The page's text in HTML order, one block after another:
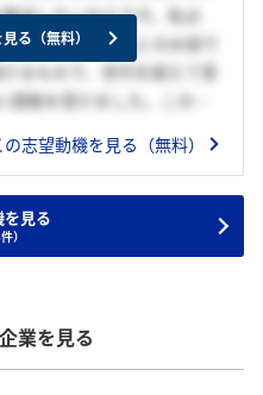
決したいからです。私は
つくる職人さんとのお話で
るもので、世代を超えて受
銘を受けました。このよ
れる価値をさらに高めるこ
いう野心が一番の志望動機
る（無料）
の志望動機を見る（無料）
見る
）
業を見る